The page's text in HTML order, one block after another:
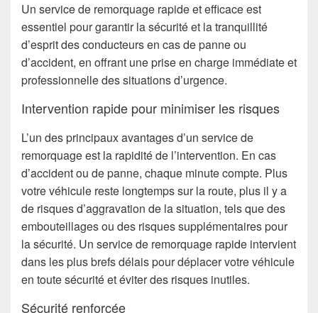
Un service de remorquage rapide et efficace est
essentiel pour garantir la sécurité et la tranquillité
d’esprit des conducteurs en cas de panne ou
d’accident, en offrant une prise en charge immédiate et
professionnelle des situations d’urgence.
Intervention rapide pour minimiser les risques
L’un des principaux avantages d’un service de
remorquage est la rapidité de l’intervention. En cas
d’accident ou de panne, chaque minute compte. Plus
votre véhicule reste longtemps sur la route, plus il y a
de risques d’aggravation de la situation, tels que des
embouteillages ou des risques supplémentaires pour
la sécurité. Un service de remorquage rapide intervient
dans les plus brefs délais pour déplacer votre véhicule
en toute sécurité et éviter des risques inutiles.
Sécurité renforcée